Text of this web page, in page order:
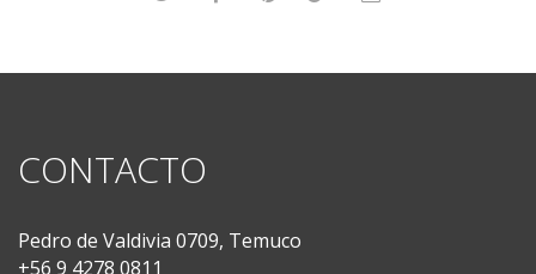
CONTACTO
Pedro de Valdivia 0709, Temuco
+56 9 4278 0811